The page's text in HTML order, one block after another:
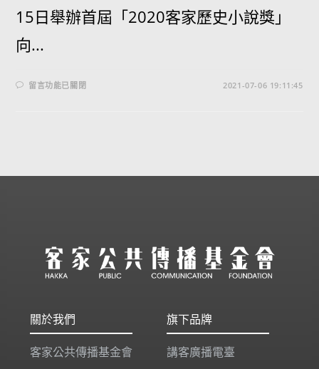
15日舉辦首屆「2020客家歷史小說獎」
向...
留言功能已關閉 2021-07-06 19:11:45
關於我們
客家公共傳播基金會
旗下品牌
講客廣播電臺